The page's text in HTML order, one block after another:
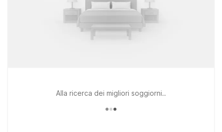
Alla ricerca dei migliori soggiorni..